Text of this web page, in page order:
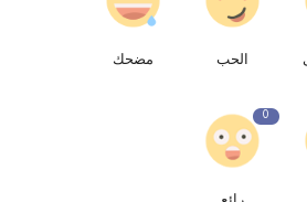
الحب مضحك
0